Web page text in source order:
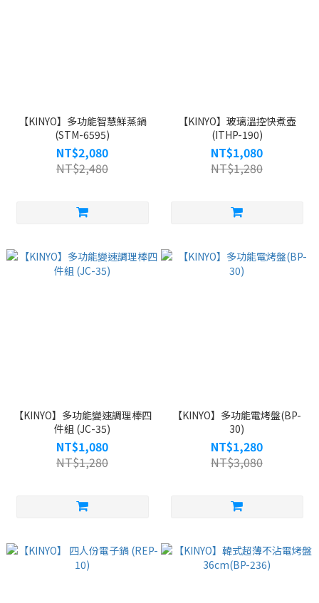
【KINYO】多功能智慧鮮蒸鍋
(STM-6595)
NT$2,080
NT$2,480
【KINYO】玻璃溫控快煮壺
(ITHP-190)
NT$1,080
NT$1,280
【KINYO】多功能變速調理棒四
件組 (JC-35)
NT$1,080
NT$1,280
【KINYO】多功能電烤盤(BP-
30)
NT$1,280
NT$3,080